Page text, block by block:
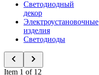
Светодиодный
декор
Электроустановочные
изделия
Светодиоды
Item 1 of 12